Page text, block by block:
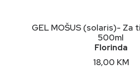
DODAJ U KORPU
GEL MOŠUS (solaris)- Za
500ml
Florinda
18,00 KM